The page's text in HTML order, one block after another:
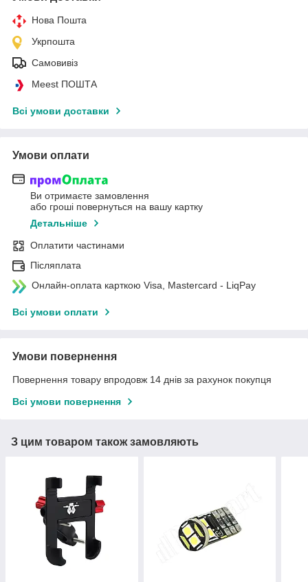
Нова Пошта
Укрпошта
Самовивіз
Meest ПОШТА
Всі умови доставки
Умови оплати
Ви отримаєте замовлення
або гроші повернуться на вашу картку
Детальніше
Оплатити частинами
Післяплата
Онлайн-оплата карткою Visa, Mastercard - LiqPay
Всі умови оплати
Умови повернення
Повернення товару впродовж 14 днів за рахунок покупця
Всі умови повернення
З цим товаром також замовляють